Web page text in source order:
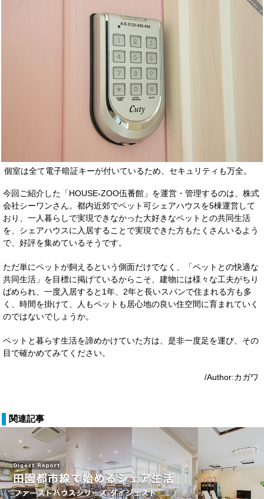
個室は全て電子暗証キーが付いているため、セキュリティも万全。
今回ご紹介した「HOUSE-ZOO伍番館」を運営・管理するのは、株式
会社シーワンさん。都内近郊でペット可シェアハウスを5棟運営して
おり、一人暮らしで実現できなかった大好きなペットとの共同生活
を、シェアハウスに入居することで実現できた方もたくさんいるよう
で、好評を集めているそうです。
ただ単にペットが飼えるという側面だけでなく、「ペットとの快適な
共同生活」を目標に掲げているからこそ、建物には様々な工夫がちり
ばめられ、一度入居すると1年、2年と長いスパンで住まれる方も多
く、時間を掛けて、人もペットも居心地の良い住空間に育まれていく
のではないでしょうか。
ペットと暮らす生活を諦めかけていた方は、是非一度足を運び、その
目で確かめてみてください。
/Author:カガワ
関連記事